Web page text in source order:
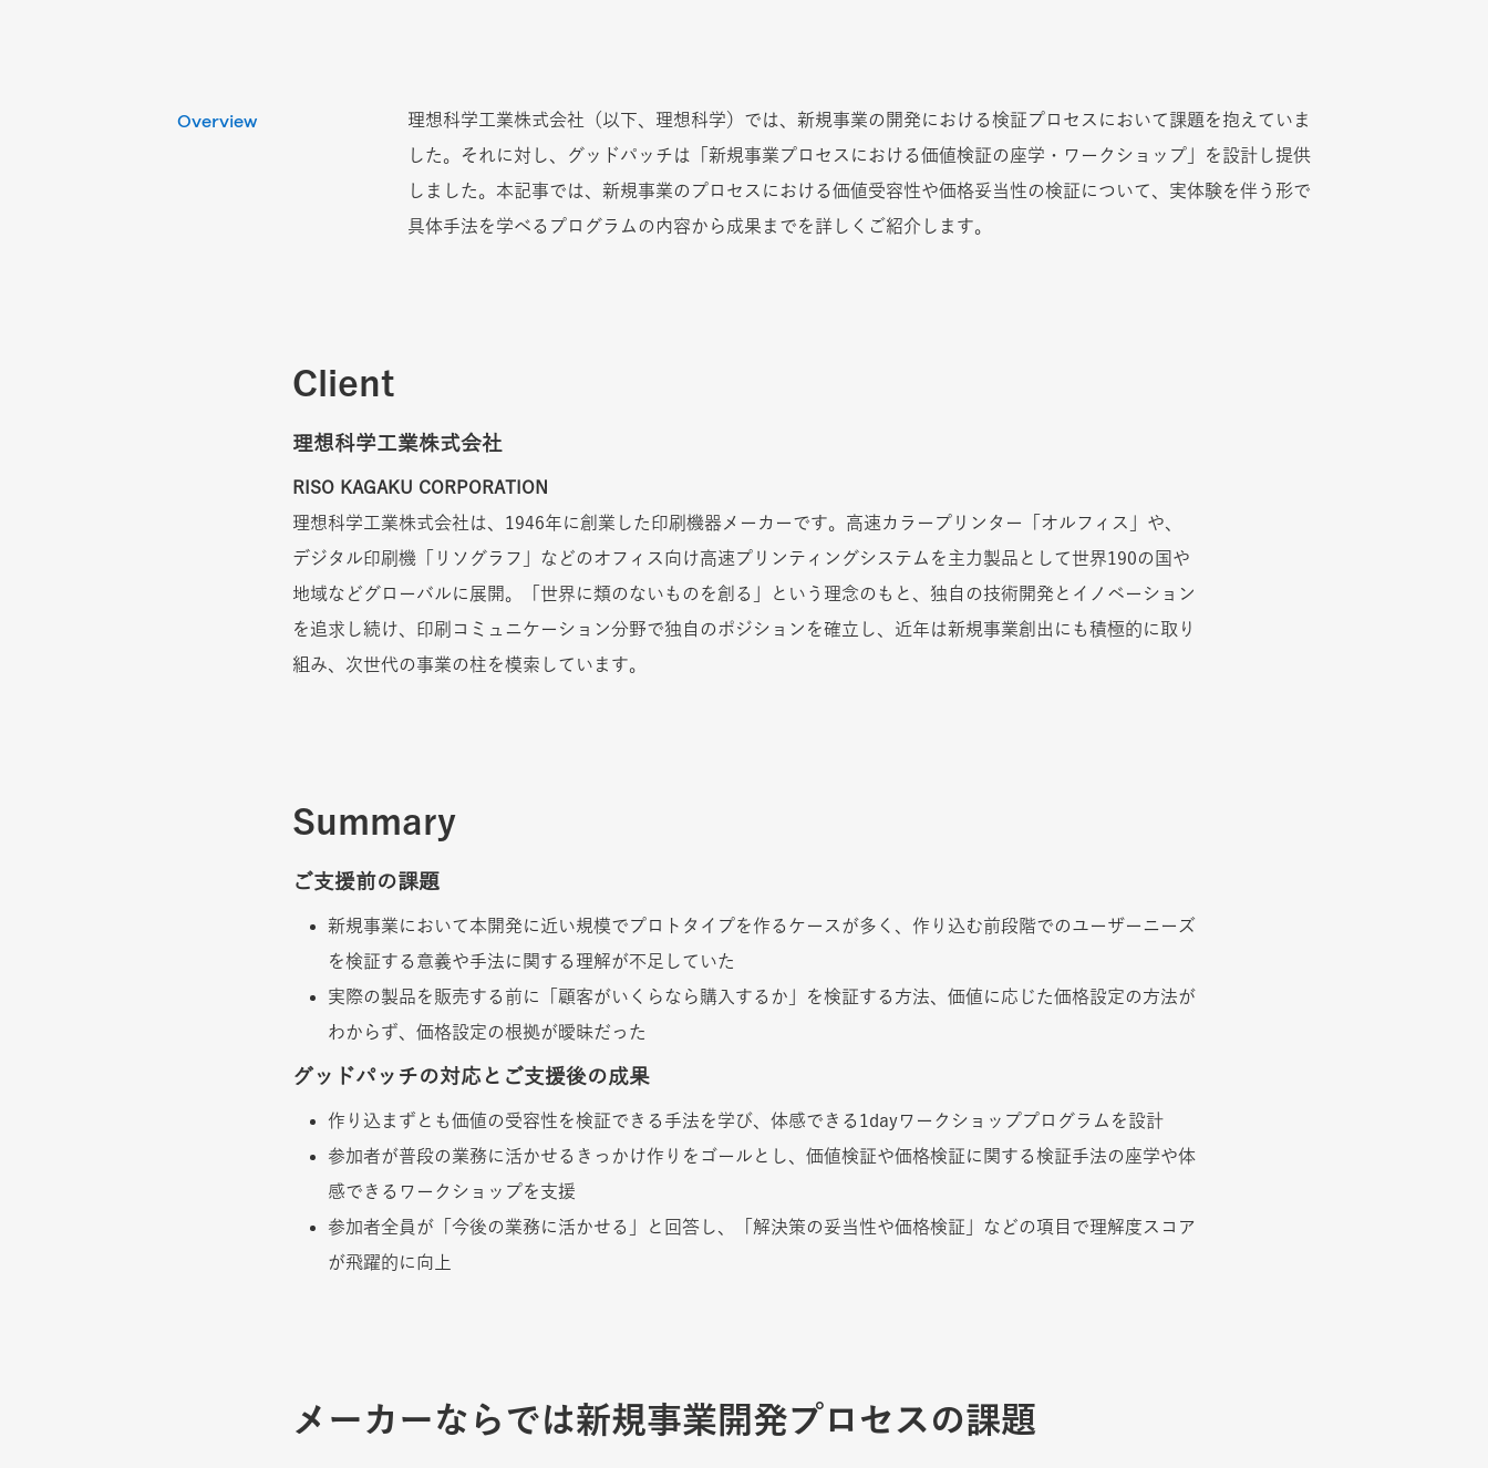
Overview
理想科学工業株式会社（以下、理想科学）では、新規事業の開発における検証プロセスにおいて課題を抱えていま
した。それに対し、グッドパッチは「新規事業プロセスにおける価値検証の座学・ワークショップ」を設計し提供
しました。本記事では、新規事業のプロセスにおける価値受容性や価格妥当性の検証について、実体験を伴う形で
具体手法を学べるプログラムの内容から成果までを詳しくご紹介します。
Client
理想科学工業株式会社
RISO KAGAKU CORPORATION
理想科学工業株式会社は、1946年に創業した印刷機器メーカーです。高速カラープリンター「オルフィス」や、
デジタル印刷機「リソグラフ」などのオフィス向け高速プリンティングシステムを主力製品として世界190の国や
地域などグローバルに展開。「世界に類のないものを創る」という理念のもと、独自の技術開発とイノベーション
を追求し続け、印刷コミュニケーション分野で独自のポジションを確立し、近年は新規事業創出にも積極的に取り
組み、次世代の事業の柱を模索しています。
Summary
ご支援前の課題
新規事業において本開発に近い規模でプロトタイプを作るケースが多く、作り込む前段階でのユーザーニーズ
を検証する意義や手法に関する理解が不足していた
実際の製品を販売する前に「顧客がいくらなら購入するか」を検証する方法、価値に応じた価格設定の方法が
わからず、価格設定の根拠が曖昧だった
グッドパッチの対応とご支援後の成果
作り込まずとも価値の受容性を検証できる手法を学び、体感できる1dayワークショッププログラムを設計
参加者が普段の業務に活かせるきっかけ作りをゴールとし、価値検証や価格検証に関する検証手法の座学や体
感できるワークショップを支援
参加者全員が「今後の業務に活かせる」と回答し、「解決策の妥当性や価格検証」などの項目で理解度スコア
が飛躍的に向上
メーカーならでは新規事業開発プロセスの課題